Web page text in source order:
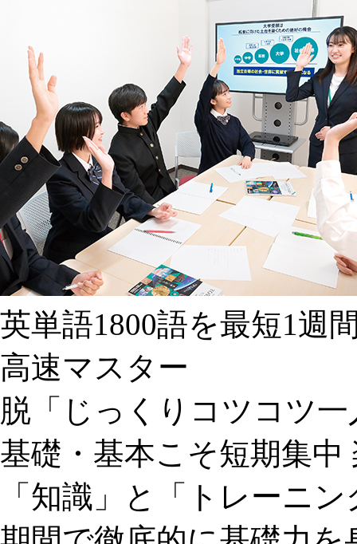
英単語1800語を最短1週
高速マスター
脱「じっくりコツコツ一
基礎・基本こそ短期集
「知識」と「トレーニ